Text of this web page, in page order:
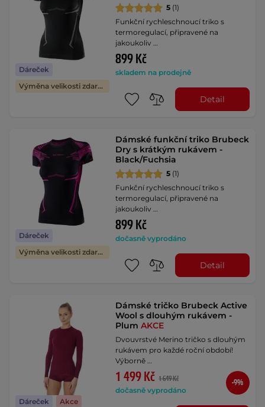
Dáreček
Výměna velikosti zdarma
5 (1)
Funkční rychleschnoucí triko s
termoregulací, připravené na
jakoukoliv …
899 Kč
skladem na prodejně
Detail
Dáreček
Výměna velikosti zdarma
Dámské funkční triko Brubeck
Dry s krátkým rukávem -
Black/Fuchsia
5 (1)
Funkční rychleschnoucí triko s
termoregulací, připravené na
jakoukoliv …
899 Kč
dočasně vyprodáno
Detail
Dáreček
Akce
Dámské tričko Brubeck Active
Wool s dlouhým rukávem -
PlumAKCE
Dvouvrstvé Merino tričko s dlouhým
rukávem pro každé roční období!
Výborně …
1 499 Kč 1 649 Kč
dočasně vyprodáno
-9%